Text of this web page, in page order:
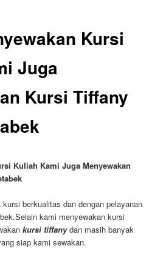
Kursi
Juga
Kursi Tiffany
Kuliah Kami Juga Menyewakan
berkualitas dan dengan pelayanan
kami menyewakan kursi
kursi tiffanydan masih banyak
siap kami sewakan.